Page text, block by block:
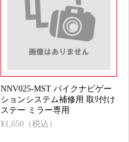
NNV025-MST バイクナビゲー
ションシステム補修用 取ﾘ付け
ステー ミラー専用
¥1,650（税込）